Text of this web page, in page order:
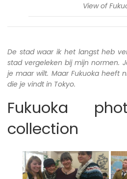
View of
De stad waar ik het langst heb
stad vergeleken bij mijn normen.
je maar wilt. Maar Fukuoka heeft
die je vindt in Tokyo.
Fukuoka
collection